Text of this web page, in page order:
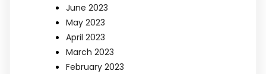
June 2023
May 2023
April 2023
March 2023
February 2023